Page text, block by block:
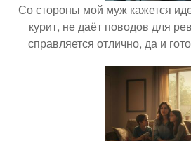
Со стороны мой муж кажется
курит, не даёт поводов для
справляется отлично, да и